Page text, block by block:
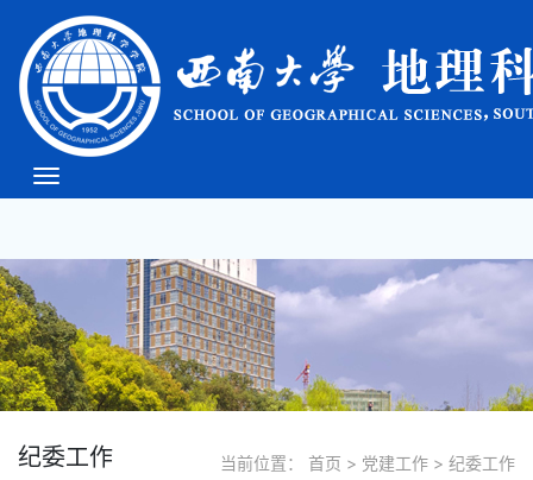
必威(bw·西汉姆联)中文
官方网站-West Ham
纪委工作 当前位置： 首页 > 党建工作 > 纪委工作